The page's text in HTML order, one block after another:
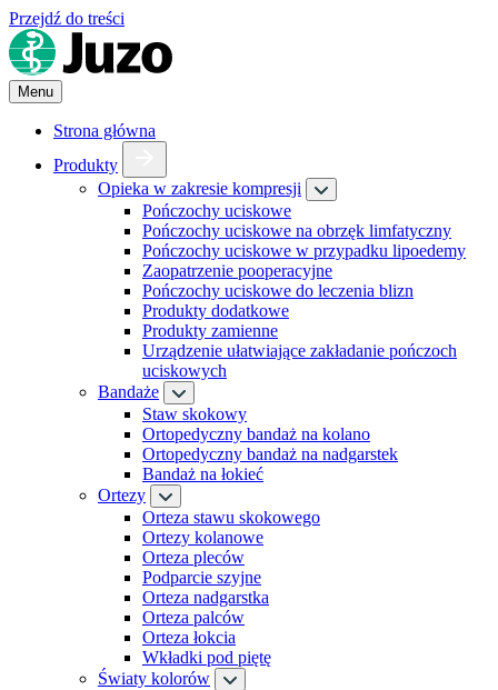
Przejdź do treści
Menu
Strona główna
Produkty
Opieka w zakresie kompresji
Pończochy uciskowe
Pończochy uciskowe na obrzęk limfatyczny
Pończochy uciskowe w przypadku lipoedemy
Zaopatrzenie pooperacyjne
Pończochy uciskowe do leczenia blizn
Produkty dodatkowe
Produkty zamienne
Urządzenie ułatwiające zakładanie pończoch
uciskowych
Bandaże
Staw skokowy
Ortopedyczny bandaż na kolano
Ortopedyczny bandaż na nadgarstek
Bandaż na łokieć
Ortezy
Orteza stawu skokowego
Ortezy kolanowe
Orteza pleców
Podparcie szyjne
Orteza nadgarstka
Orteza palców
Orteza łokcia
Wkładki pod piętę
Światy kolorów